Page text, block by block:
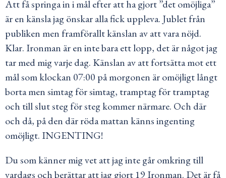
Att få springa in i mål efter att ha gjort ”det omöjliga”
är en känsla jag önskar alla fick uppleva. Jublet från
publiken men framförallt känslan av att vara nöjd.
Klar. Ironman är en inte bara ett lopp, det är något jag
tar med mig varje dag. Känslan av att fortsätta mot ett
mål som klockan 07:00 på morgonen är omöjligt långt
borta men simtag för simtag, tramptag för tramptag
och till slut steg för steg kommer närmare. Och där
och då, på den där röda mattan känns ingenting
omöjligt. INGENTING!
Du som känner mig vet att jag inte går omkring till
vardags och berättar att jag gjort 19 Ironman. Det är få